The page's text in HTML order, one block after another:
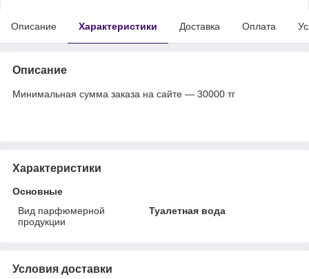
Описание Характеристики Доставка Оплата
Описание
Минимальная сумма заказа на сайте — 30000 тг
Характеристики
Основные
Вид парфюмерной
продукции
Туалетная вода
Условия доставки